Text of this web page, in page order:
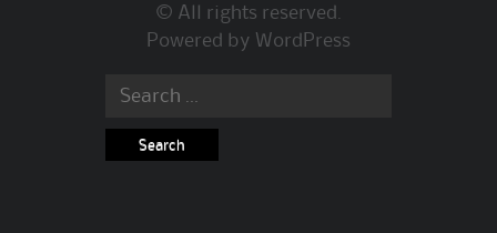
© All rights reserved.
Powered by WordPress
Search